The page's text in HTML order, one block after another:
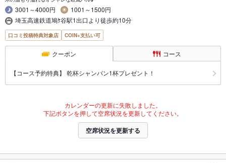
3001～4000円
1001～1500円
埼玉高速鉄道鳩ｹ谷駅1出口より徒歩約10分
口コミ投稿特典対象店 COIN+支払い可
クーポン コース
【コース予約特典】 乾杯シャンパン1杯プレゼント！
カレンダーの更新に失敗しました。
下記ボタンを押して空席状況を更新してください。
空席状況を更新する